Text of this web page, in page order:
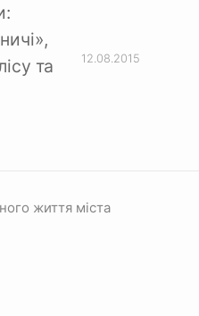
та
12.08.2015
життя міста